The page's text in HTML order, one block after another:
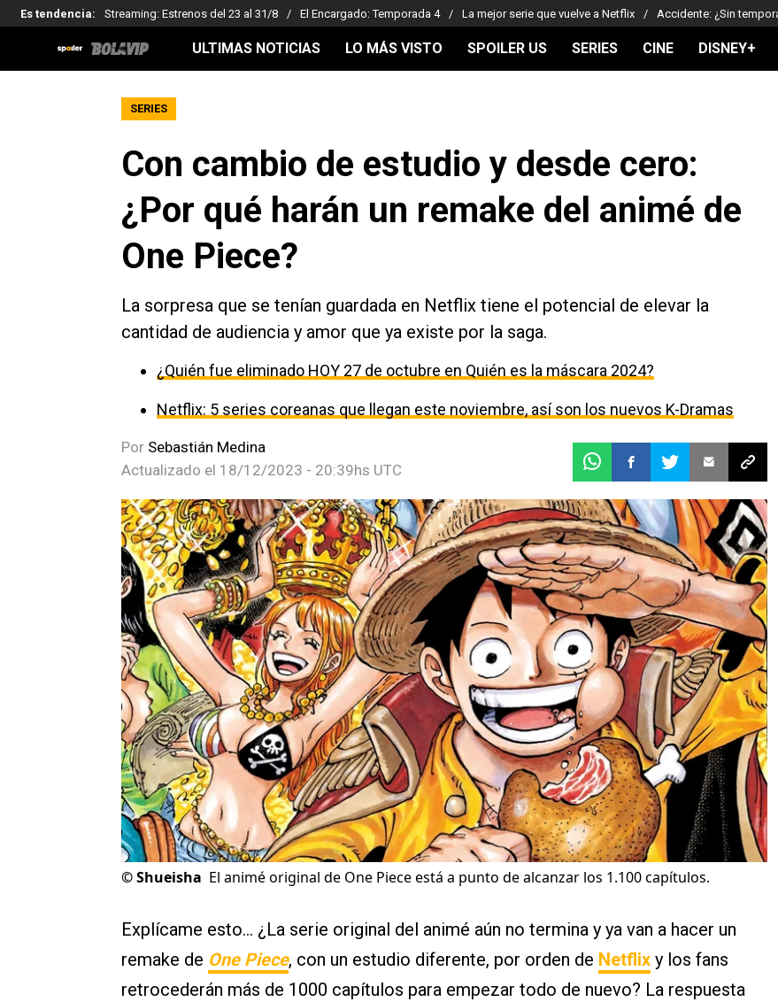
Es tendencia: Streaming: Estrenos del 23 al 31/8 El Encargado: Temporada 4 La mejor serie que vuelve a Netflix Accidente: ¿Sin
ULTIMAS NOTICIAS LO MÁS VISTO SPOILER US SERIES CINE DISNEY+
SERIES
Con cambio de estudio y desde cero:
¿Por qué harán un remake del animé de
One Piece?
La sorpresa que se tenían guardada en Netflix tiene el potencial de elevar la
cantidad de audiencia y amor que ya existe por la saga.
¿Quién fue eliminado HOY 27 de octubre en Quién es la máscara 2024?
Netflix: 5 series coreanas que llegan este noviembre, así son los nuevos K-Dramas
Por Sebastián Medina
Actualizado el 18/12/2023 - 20:39hs UTC
©Shueisha El animé original de One Piece está a punto de alcanzar los 1.100 capítulos.
Explícame esto… ¿La serie original del animé aún no termina y ya van a hacer un
remake de One Piece, con un estudio diferente, por orden de Netflix y los fans
retrocederán más de 1000 capítulos para empezar todo de nuevo? La respuesta